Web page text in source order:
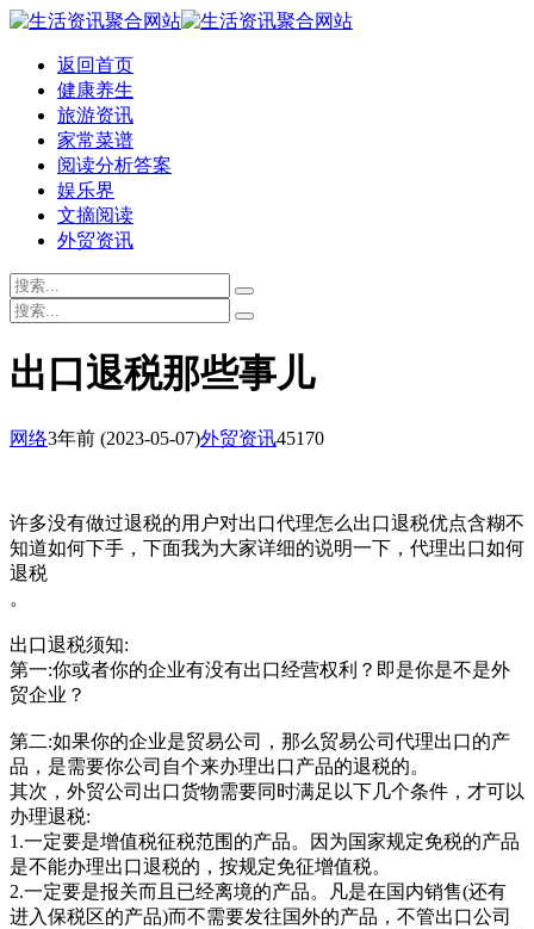
返回首页
健康养生
旅游资讯
家常菜谱
阅读分析答案
娱乐界
文摘阅读
外贸资讯
出口退税那些事儿
网络3年前 (2023-05-07)外贸资讯45170
许多没有做过退税的用户对出口代理怎么出口退税优点含糊不
知道如何下手，下面我为大家详细的说明一下，代理出口如何
退税
。
出口退税须知:
第一:你或者你的企业有没有出口经营权利？即是你是不是外
贸企业？
第二:如果你的企业是贸易公司，那么贸易公司代理出口的产
品，是需要你公司自个来办理出口产品的退税的。
其次，外贸公司出口货物需要同时满足以下几个条件，才可以
办理退税:
1.一定要是增值税征税范围的产品。因为国家规定免税的产品
是不能办理出口退税的，按规定免征增值税。
2.一定要是报关而且已经离境的产品。凡是在国内销售(还有
进入保税区的产品)而不需要发往国外的产品，不管出口公司